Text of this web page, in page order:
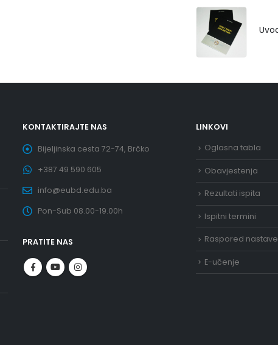
KONTAKTIRAJTE NAS
Bijeljinska cesta 72-74, Brčko
+387 49 590 605
info@eubd.edu.ba
Pon-Sub 08.00-19.00h
PRATITE NAS
LINKOVI
Oglasna tabla
Obavjestenja
Rezultati ispita
Ispitni termini
Raspored nastave
E-učenje